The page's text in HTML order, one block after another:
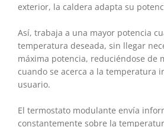
exterior, la caldera adapta su
Así, trabaja a una mayor potencia
temperatura deseada, sin llegar
máxima potencia, reduciéndose de
cuando se acerca a la temperatura
usuario.
El termostato modulante envía
constantemente sobre la